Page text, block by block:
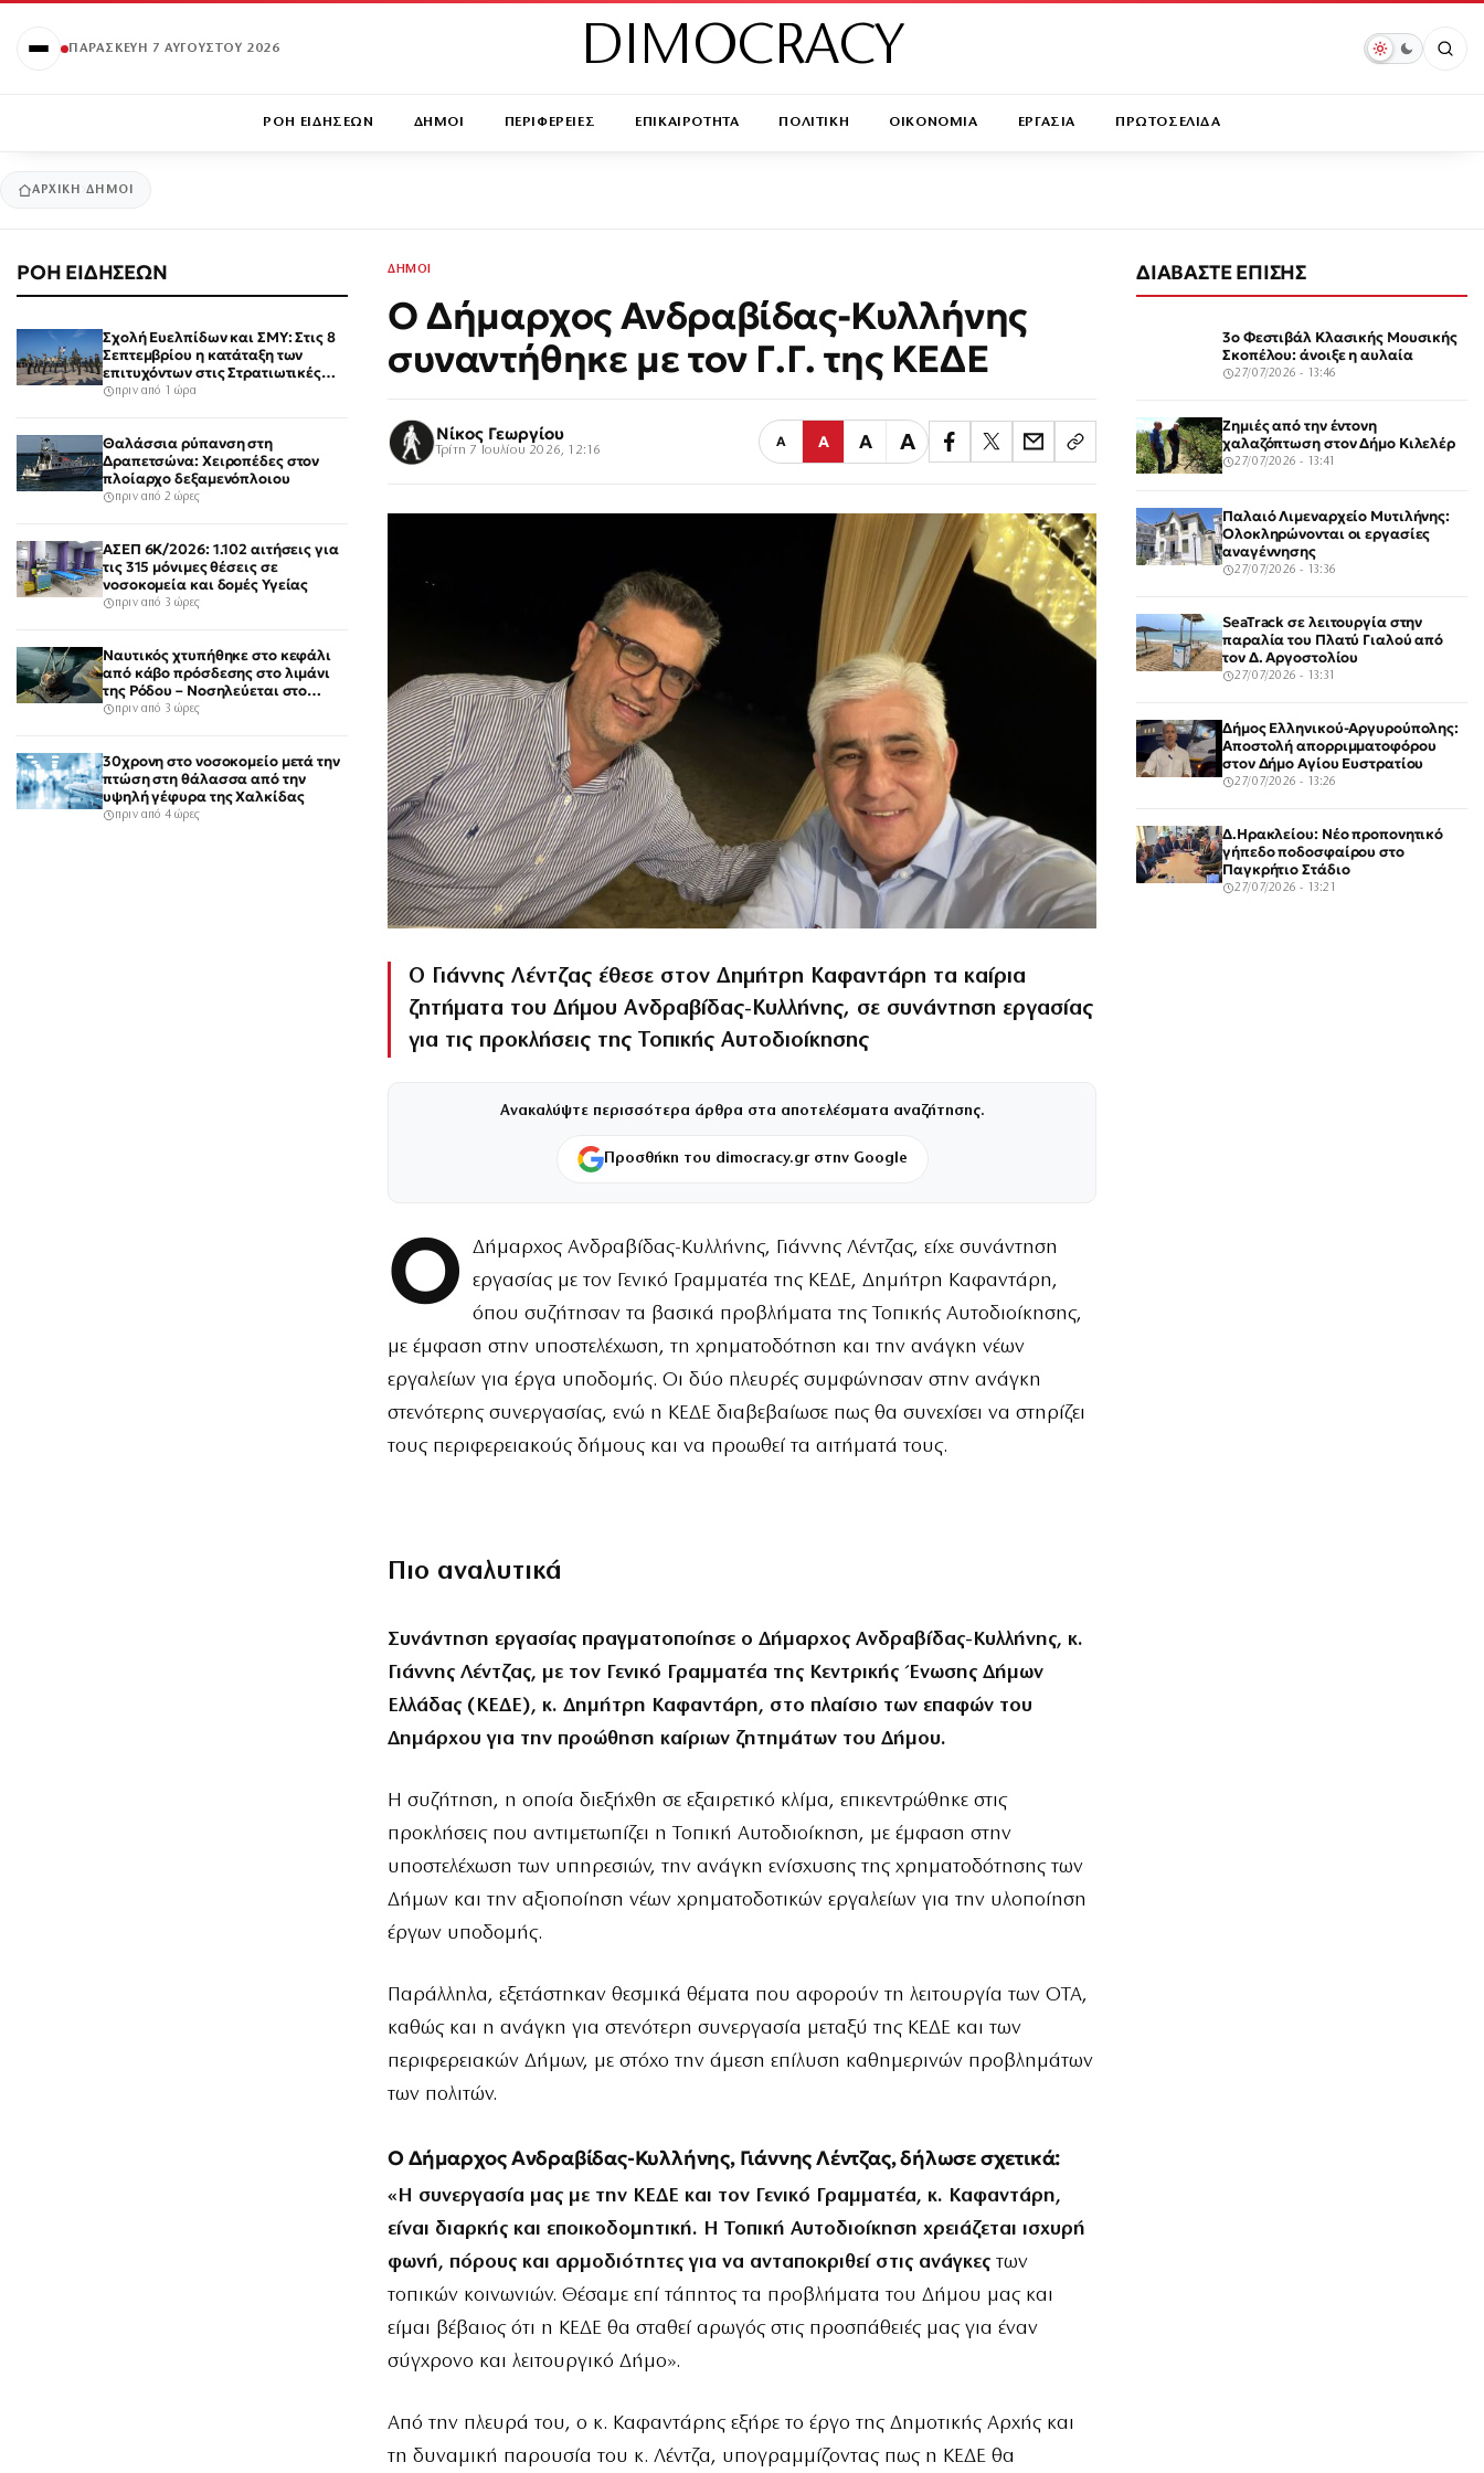
ΠΑΡΑΣΚΕΥΉ 7 ΑΥΓΟΎΣΤΟΥ 2026 DIMOCRACY
ΡΟΗ ΕΙΔΗΣΕΩΝ ΔΗΜΟΙ ΠΕΡΙΦΕΡΕΙΕΣ ΕΠΙΚΑΙΡΟΤΗΤΑ ΠΟΛΙΤΙΚΗ ΟΙΚΟΝΟΜΙΑ ΕΡΓΑΣΙΑ ΠΡΩΤΟΣΕΛΙΔΑ
ΑΡΧΙΚΉ ΔΗΜΟΙ
ΡΟΗ ΕΙΔΗΣΕΩΝ
Σχολή Ευελπίδων και ΣΜΥ: Στις 8
Σεπτεμβρίου η κατάταξη των
επιτυχόντων στις Στρατιωτικές
Σχολές
πριν από 1 ώρα
Θαλάσσια ρύπανση στη
Δραπετσώνα: Χειροπέδες στον
πλοίαρχο δεξαμενόπλοιου
πριν από 2 ώρες
ΑΣΕΠ 6Κ/2026: 1.102 αιτήσεις για
τις 315 μόνιμες θέσεις σε
νοσοκομεία και δομές Υγείας
πριν από 3 ώρες
Ναυτικός χτυπήθηκε στο κεφάλι
από κάβο πρόσδεσης στο λιμάνι
της Ρόδου – Νοσηλεύεται στο
νοσοκομείο
πριν από 3 ώρες
30χρονη στο νοσοκομείο μετά την
πτώση στη θάλασσα από την
υψηλή γέφυρα της Χαλκίδας
πριν από 4 ώρες
ΔΗΜΟΙ
Ο Δήμαρχος Ανδραβίδας-Κυλλήνης
συναντήθηκε με τον Γ.Γ. της ΚΕΔΕ
Νίκος Γεωργίου
Τρίτη 7 Ιουλίου 2026, 12:16
Α Α Α Α
Ο Γιάννης Λέντζας έθεσε στον Δημήτρη Καφαντάρη τα καίρια
ζητήματα του Δήμου Ανδραβίδας-Κυλλήνης, σε συνάντηση εργασίας
για τις προκλήσεις της Τοπικής Αυτοδιοίκησης
Ανακαλύψτε περισσότερα άρθρα στα αποτελέσματα αναζήτησης.
Προσθήκη του dimocracy.gr στην Google
Ο
Δήμαρχος Ανδραβίδας-Κυλλήνης, Γιάννης Λέντζας, είχε συνάντηση
εργασίας με τον Γενικό Γραμματέα της ΚΕΔΕ, Δημήτρη Καφαντάρη,
όπου συζήτησαν τα βασικά προβλήματα της Τοπικής Αυτοδιοίκησης,
με έμφαση στην υποστελέχωση, τη χρηματοδότηση και την ανάγκη νέων
εργαλείων για έργα υποδομής. Οι δύο πλευρές συμφώνησαν στην ανάγκη
στενότερης συνεργασίας, ενώ η ΚΕΔΕ διαβεβαίωσε πως θα συνεχίσει να στηρίζει
τους περιφερειακούς δήμους και να προωθεί τα αιτήματά τους.
Πιο αναλυτικά
​Συνάντηση εργασίας πραγματοποίησε ο Δήμαρχος Ανδραβίδας-Κυλλήνης, κ.
Γιάννης Λέντζας, με τον Γενικό Γραμματέα της Κεντρικής Ένωσης Δήμων
Ελλάδας (ΚΕΔΕ), κ. Δημήτρη Καφαντάρη, στο πλαίσιο των επαφών του
Δημάρχου για την προώθηση καίριων ζητημάτων του Δήμου.
​Η συζήτηση, η οποία διεξήχθη σε εξαιρετικό κλίμα, επικεντρώθηκε στις
προκλήσεις που αντιμετωπίζει η Τοπική Αυτοδιοίκηση, με έμφαση στην
υποστελέχωση των υπηρεσιών, την ανάγκη ενίσχυσης της χρηματοδότησης των
Δήμων και την αξιοποίηση νέων χρηματοδοτικών εργαλείων για την υλοποίηση
έργων υποδομής.
​Παράλληλα, εξετάστηκαν θεσμικά θέματα που αφορούν τη λειτουργία των ΟΤΑ,
καθώς και η ανάγκη για στενότερη συνεργασία μεταξύ της ΚΕΔΕ και των
περιφερειακών Δήμων, με στόχο την άμεση επίλυση καθημερινών προβλημάτων
των πολιτών.
​Ο Δήμαρχος Ανδραβίδας-Κυλλήνης, Γιάννης Λέντζας, δήλωσε σχετικά:
«Η συνεργασία μας με την ΚΕΔΕ και τον Γενικό Γραμματέα, κ. Καφαντάρη,
είναι διαρκής και εποικοδομητική. Η Τοπική Αυτοδιοίκηση χρειάζεται ισχυρή
φωνή, πόρους και αρμοδιότητες για να ανταποκριθεί στις ανάγκες των
τοπικών κοινωνιών. Θέσαμε επί τάπητος τα προβλήματα του Δήμου μας και
είμαι βέβαιος ότι η ΚΕΔΕ θα σταθεί αρωγός στις προσπάθειές μας για έναν
σύγχρονο και λειτουργικό Δήμο».
​Από την πλευρά του, ο κ. Καφαντάρης εξήρε το έργο της Δημοτικής Αρχής και
τη δυναμική παρουσία του κ. Λέντζα, υπογραμμίζοντας πως η ΚΕΔΕ θα
ΔΙΑΒΑΣΤΕ ΕΠΙΣΗΣ
3ο Φεστιβάλ Κλασικής Μουσικής
Σκοπέλου: άνοιξε η αυλαία
27/07/2026 - 13:46
Ζημιές από την έντονη
χαλαζόπτωση στον Δήμο Κιλελέρ
27/07/2026 - 13:41
Παλαιό Λιμεναρχείο Μυτιλήνης:
Ολοκληρώνονται οι εργασίες
αναγέννησης
27/07/2026 - 13:36
SeaTrack σε λειτουργία στην
παραλία του Πλατύ Γιαλού από
τον Δ. Αργοστολίου
27/07/2026 - 13:31
Δήμος Ελληνικού-Αργυρούπολης:
Αποστολή απορριμματοφόρου
στον Δήμο Αγίου Ευστρατίου
27/07/2026 - 13:26
Δ.Ηρακλείου: Νέο προπονητικό
γήπεδο ποδοσφαίρου στο
Παγκρήτιο Στάδιο
27/07/2026 - 13:21